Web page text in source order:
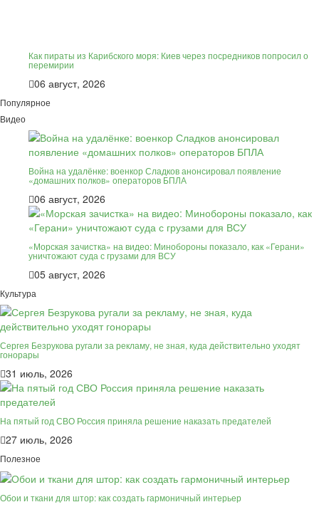
Как пираты из Карибского моря: Киев через посредников попросил о
перемирии
06 август, 2026
Популярное
Видео
Война на удалёнке: военкор Сладков анонсировал появление
«домашних полков» операторов БПЛА
06 август, 2026
«Морская зачистка» на видео: Минобороны показало, как «Герани»
уничтожают суда с грузами для ВСУ
05 август, 2026
Культура
Сергея Безрукова ругали за рекламу, не зная, куда действительно уходят
гонорары
31 июль, 2026
На пятый год СВО Россия приняла решение наказать предателей
27 июль, 2026
Полезное
Обои и ткани для штор: как создать гармоничный интерьер